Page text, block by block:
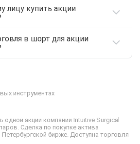
лицу купить акции
приобрести,
инвестиционный счет
счетна сайте
в шорт для акции
инструментах
одной акции компании Intuitive Surgical
Сделка по покупке актива
бирже. Доступна торговля